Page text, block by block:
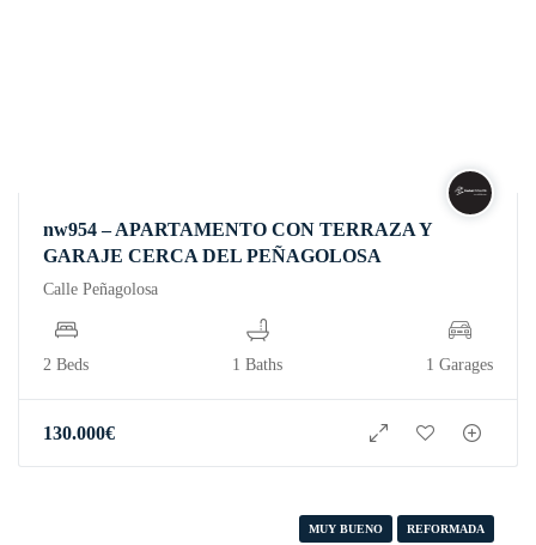
nw954 – APARTAMENTO CON TERRAZA Y
GARAJE CERCA DEL PEÑAGOLOSA
Calle Peñagolosa
2 Beds 1 Baths 1 Garages
130.000€
MUY BUENO REFORMADA